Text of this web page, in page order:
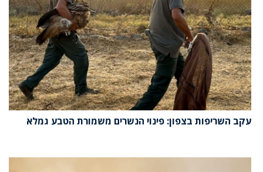
עקב השריפות בצפון: פינוי הנשרים משמורת הטבע גמלא